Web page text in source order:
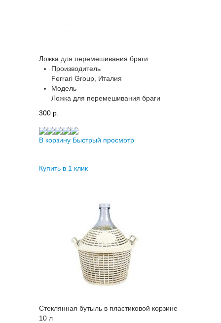
Ложка для перемешивания браги
Производитель
Ferrari Group, Италия
Модель
Ложка для перемешивания браги
300 p.
В корзину Быстрый просмотр
Купить в 1 клик
Стеклянная бутыль в пластиковой корзине
10 л